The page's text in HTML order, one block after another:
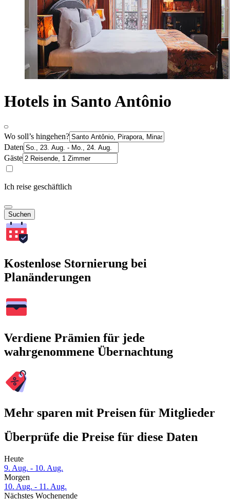
Hotels in Santo Antônio
Wo soll’s hingehen?
Daten
Gäste
Ich reise geschäftlich
Suchen
Kostenlose Stornierung bei
Planänderungen
Verdiene Prämien für jede
wahrgenommene Übernachtung
Mehr sparen mit Preisen für Mitglieder
Überprüfe die Preise für diese Daten
Heute
9. Aug. - 10. Aug.
Morgen
10. Aug. - 11. Aug.
Nächstes Wochenende